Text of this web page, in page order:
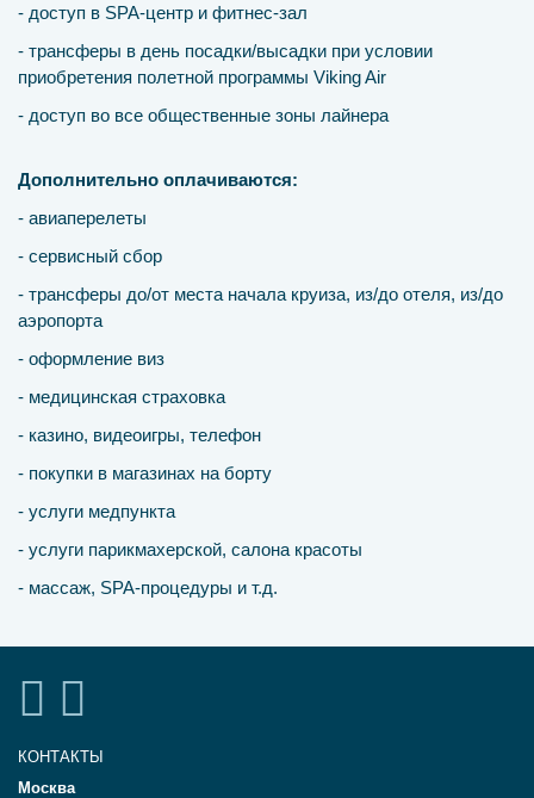
- доступ в SPA-центр и фитнес-зал
- трансферы в день посадки/высадки при условии
приобретения полетной программы Viking Air
- доступ во все общественные зоны лайнера
Дополнительно оплачиваются:
- авиаперелеты
- сервисный сбор
- трансферы до/от места начала круиза, из/до отеля, из/до
аэропорта
- оформление виз
- медицинская страховка
- казино, видеоигры, телефон
- покупки в магазинах на борту
- услуги медпункта
- услуги парикмахерской, салона красоты
- массаж, SPA-процедуры и т.д.
КОНТАКТЫ
Москва